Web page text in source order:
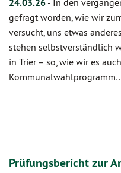
24.03.26 - In den
gefragt worden, wie wir
versucht, uns etwas
stehen selbstverständlich
in Trier – so, wie wir es
Prüfungsbericht zur